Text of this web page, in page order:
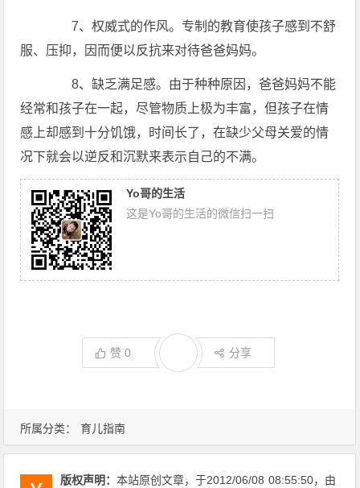
所属分类： 育儿指南
7、权威式的作风。专制的教育使孩子感到不舒
服、压抑，因而便以反抗来对待爸爸妈妈。
8、缺乏满足感。由于种种原因，爸爸妈妈不能
经常和孩子在一起，尽管物质上极为丰富，但孩子在情
感上却感到十分饥饿，时间长了，在缺少父母关爱的情
况下就会以逆反和沉默来表示自己的不满。
Yo哥的生活
这是Yo哥的生活的微信扫一扫
赞0 分享
版权声明：本站原创文章，于2012/06/08 08:55:50，由